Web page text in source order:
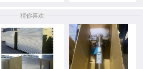
猜你喜欢